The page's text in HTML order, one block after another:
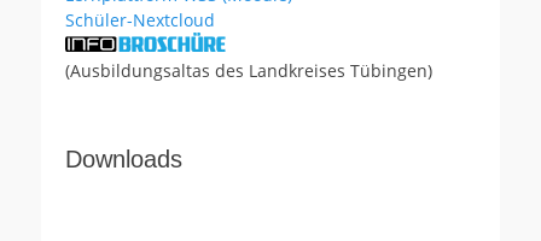
Schüler-Nextcloud
(Ausbildungsaltas des Landkreises Tübingen)
Downloads